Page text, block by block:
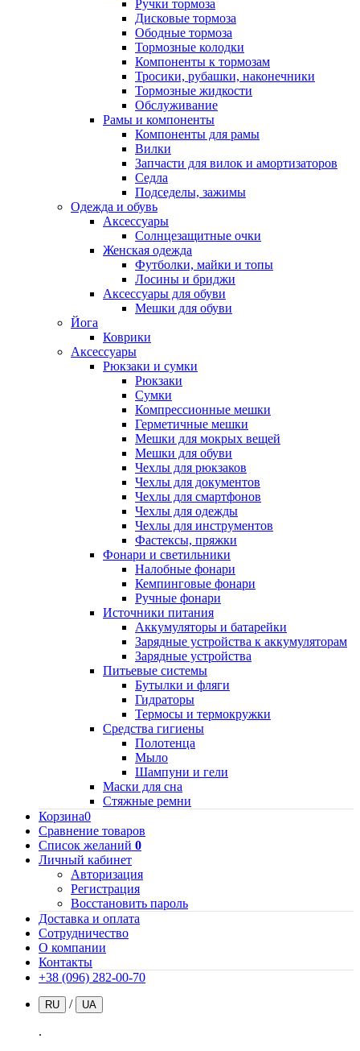
Ручки тормоза
Дисковые тормоза
Ободные тормоза
Тормозные колодки
Компоненты к тормозам
Тросики, рубашки, наконечники
Тормозные жидкости
Обслуживание
Рамы и компоненты
Компоненты для рамы
Вилки
Запчасти для вилок и амортизаторов
Седла
Подседелы, зажимы
Одежда и обувь
Аксессуары
Солнцезащитные очки
Женская одежда
Футболки, майки и топы
Лосины и бриджи
Аксессуары для обуви
Мешки для обуви
Йога
Коврики
Аксессуары
Рюкзаки и сумки
Рюкзаки
Сумки
Компрессионные мешки
Герметичные мешки
Мешки для мокрых вещей
Мешки для обуви
Чехлы для рюкзаков
Чехлы для документов
Чехлы для смартфонов
Чехлы для одежды
Чехлы для инструментов
Фастексы, пряжки
Фонари и светильники
Налобные фонари
Кемпинговые фонари
Ручные фонари
Источники питания
Аккумуляторы и батарейки
Зарядные устройства к аккумуляторам
Зарядные устройства
Питьевые системы
Бутылки и фляги
Гидраторы
Термосы и термокружки
Средства гигиены
Полотенца
Мыло
Шампуни и гели
Маски для сна
Стяжные ремни
Корзина0
Сравнение товаров
Список желаний 0
Личный кабинет
Авторизация
Регистрация
Восстановить пароль
Доставка и оплата
Сотрудничество
О компании
Контакты
+38 (096) 282-00-70
RU / UA
.